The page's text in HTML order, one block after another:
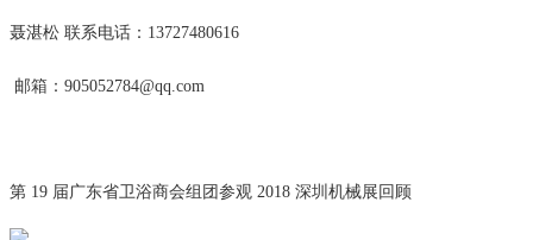
聂湛松 联系电话：13727480616
邮箱：905052784@qq.com
第 19 届广东省卫浴商会组团参观 2018 深圳机械展回顾